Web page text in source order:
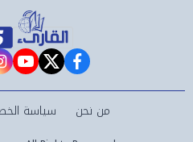
facebook
twitter
من نحن سياسة